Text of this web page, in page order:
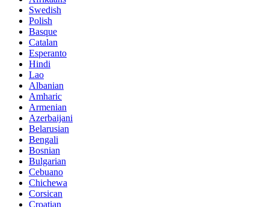
Swedish
Polish
Basque
Catalan
Esperanto
Hindi
Lao
Albanian
Amharic
Armenian
Azerbaijani
Belarusian
Bengali
Bosnian
Bulgarian
Cebuano
Chichewa
Corsican
Croatian